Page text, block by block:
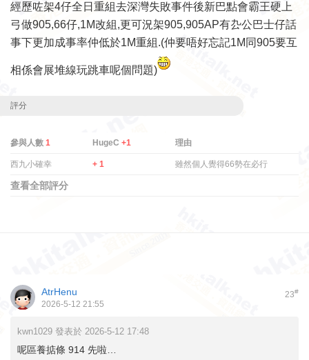
經歷咗架4仔全日重組去深灣失敗事件後新巴點會霸王硬上
弓做905,66仔,1M改組,更可況架905,905AP有厹公巴士仔話
事下更加成事率仲低於1M重組.(仲要唔好忘記1M同905要互
相係會展堆線玩跳車呢個問題)
評分
參與人數 1 HugeC+1 理由
西九小確幸 + 1 雖然個人覺得66勢在必行
查看全部評分
23#
AtrHenu
2026-5-12 21:55
kwn1029 發表於 2026-5-12 17:48
呢區養掂條 914 先啦…